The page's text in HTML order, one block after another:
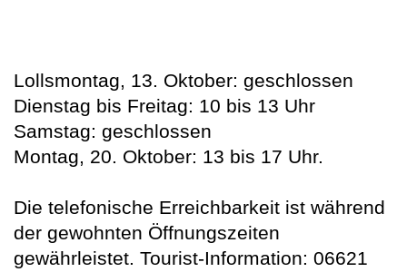
Lollsmontag, 13. Oktober: geschlossen
Dienstag bis Freitag: 10 bis 13 Uhr
Samstag: geschlossen
Montag, 20. Oktober: 13 bis 17 Uhr.
Die telefonische Erreichbarkeit ist während
der gewohnten Öffnungszeiten
gewährleistet. Tourist-Information: 06621